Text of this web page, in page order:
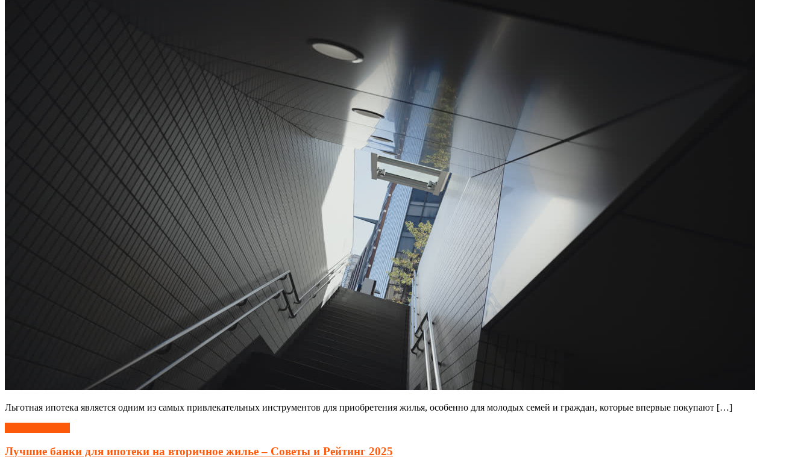
Льготная ипотека является одним из самых привлекательных инструментов для приобретения жилья, особенно для молодых семей и граждан, которые впервые покупают […]
Лучшие банки для ипотеки на вторичное жилье – Советы и Рейтинг 2025